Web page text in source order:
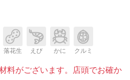
落花生 えび かに クルミ
料がございます。店頭でお確か